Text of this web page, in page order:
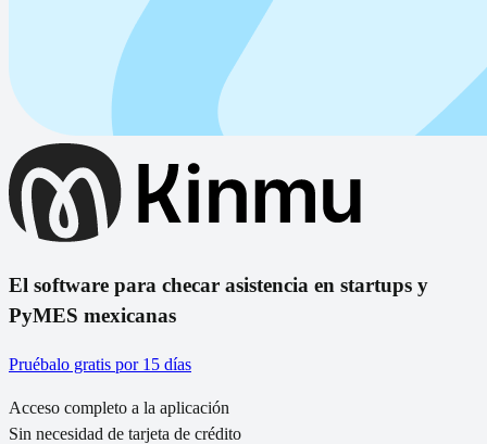
El software para checar asistencia en startups y
PyMES mexicanas
Pruébalo gratis por 15 días
Acceso completo a la aplicación
Sin necesidad de tarjeta de crédito